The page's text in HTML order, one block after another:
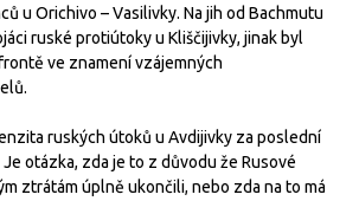
u Orichivo – Vasilivky. Na jih od Bachmutu
ruské protiútoky u Kliščijivky, jinak byl
ve znamení vzájemných
ruských útoků u Avdijivky za poslední
otázka, zda je to z důvodu že Rusové
ztrátám úplně ukončili, nebo zda na to má